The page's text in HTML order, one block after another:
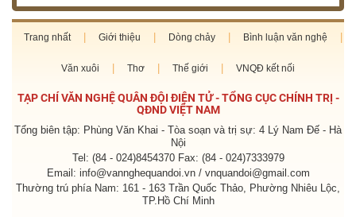
Trang nhất Giới thiệu Dòng chảy Bình luận văn nghệ
Văn xuôi Thơ Thế giới VNQĐ kết nối
TẠP CHÍ VĂN NGHỆ QUÂN ĐỘI ĐIỆN TỬ - TỔNG CỤC CHÍNH TRỊ -
QĐND VIỆT NAM
Tổng biên tập: Phùng Văn Khai - Tòa soạn và trị sự: 4 Lý Nam Đế - Hà
Nội
Tel: (84 - 024)8454370 Fax: (84 - 024)7333979
Email: info@vannghequandoi.vn / vnquandoi@gmail.com
Thường trú phía Nam: 161 - 163 Trần Quốc Thảo, Phường Nhiêu Lộc,
TP.Hồ Chí Minh